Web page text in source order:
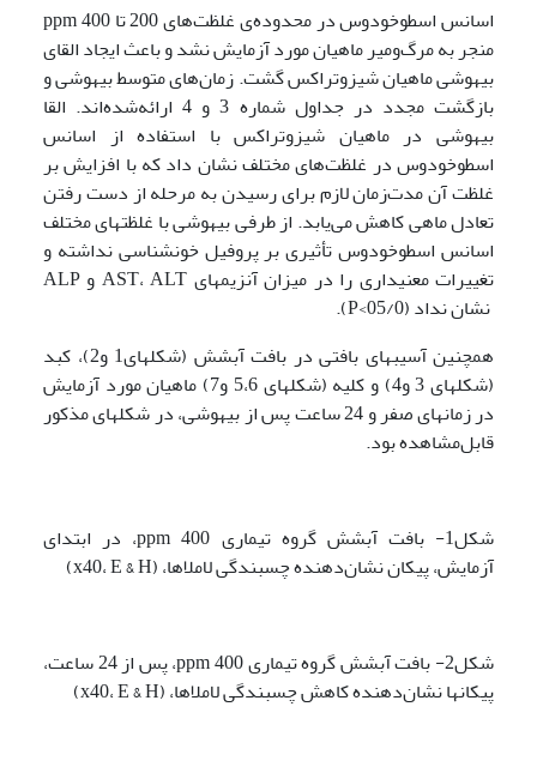
اسانس اسطوخودوس در محدوده‌ی غلظت‌های 200 تا ppm 400
منجر به مرگ‌ومیر ماهیان مورد آزمایش نشد و باعث ایجاد القای
بیهوشی ماهیان شیزوتراکس گشت. زمان‌های متوسط بیهوشی و
بازگشت مجدد در جداول شماره 3 و 4 ارائه‌شده‌اند. القا
بیهوشی در ماهیان شیزوتراکس با استفاده از اسانس
اسطوخودوس در غلظت‌های مختلف نشان داد که با افزایش بر
غلظت آن مدت‌زمان لازم برای رسیدن به مرحله از دست رفتن
تعادل ماهی کاهش می‌یابد. از طرفی بیهوشی با غلظت­های مختلف
اسانس اسطوخودوس تأثیری بر پروفیل خون­شناسی نداشته و
تغییرات معنی­داری را در میزان آنزیم­های AST، ALT و ALP
نشان نداد (05/0>P).
همچنین آسیب­های بافتی در بافت آبشش (شکل­های1 و2)، کبد
(شکل­های 3 و4) و کلیه (شکل­های 5،6 و7) ماهیان مورد آزمایش
در زمان­های صفر و 24 ساعت پس از بیهوشی، در شکل­های مذکور
قابل‌مشاهده بود.
شکل1- بافت آبشش گروه تیماری ppm 400، در ابتدای
آزمایش، پیکان نشان‌دهنده چسبندگی لاملاها، (x40، E & H)
شکل2- بافت آبشش گروه تیماری ppm 400، پس از 24 ساعت،
پیکان­ها نشان‌دهنده کاهش چسبندگی لاملاها، (x40، E & H)